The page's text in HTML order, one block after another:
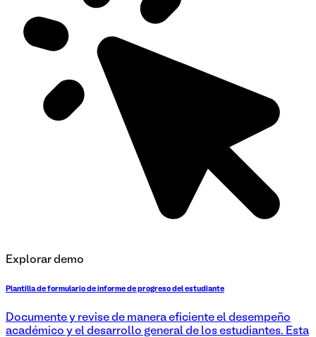
Explorar demo
Plantilla de formulario de informe de progreso del estudiante
Documente y revise de manera eficiente el desempeño
académico y el desarrollo general de los estudiantes. Esta